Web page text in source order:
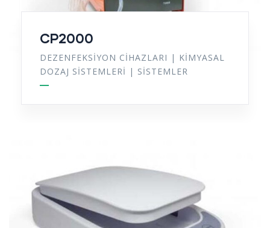
CP2000
DEZENFEKSIYON CIHAZLARI | KIMYASAL
DOZAJ SISTEMLERI | SISTEMLER